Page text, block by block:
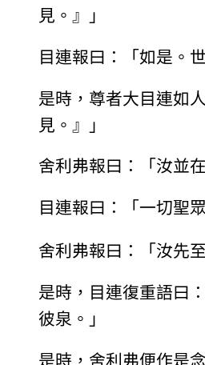
見。』」
目連報曰：「如是。世
是時，尊者大目連如
見。』」
舍利弗報曰：「汝並
目連報曰：「一切聖
舍利弗報曰：「汝先
是時，目連復重語曰
彼泉。」
是時，舍利弗便作是念